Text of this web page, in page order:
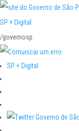
SP + Digital
/governosp
SP + Digital